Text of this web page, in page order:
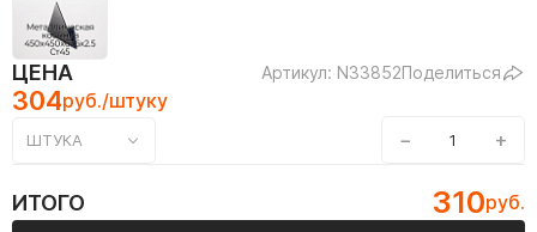
ЦЕНА Артикул: N33852Поделиться
304руб./штуку
ШТУКА − +
ИТОГО 310руб.